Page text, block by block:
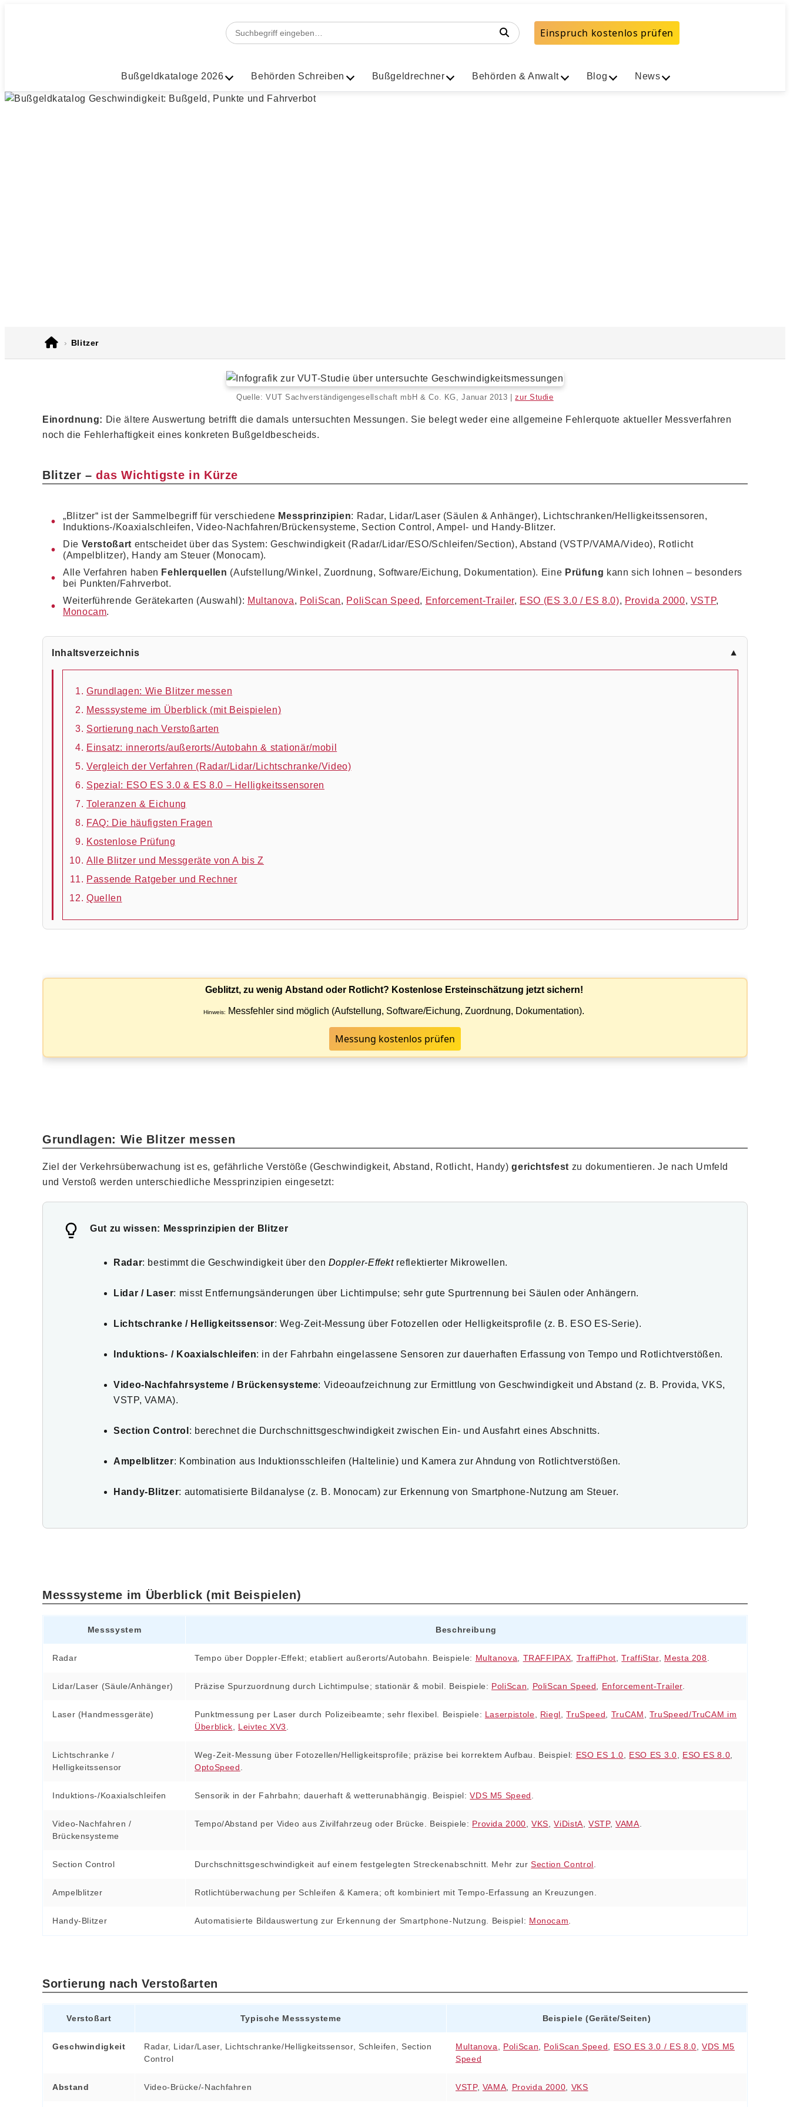
Einspruch kostenlos prüfen
Bußgeldkataloge 2026 Behörden Schreiben Bußgeldrechner Behörden & Anwalt Blog News
Blitzer
Quelle: VUT Sachverständigengesellschaft mbH & Co. KG, Januar 2013 |zur Studie
Einordnung: Die ältere Auswertung betrifft die damals untersuchten Messungen. Sie belegt weder eine allgemeine Fehlerquote aktueller Messverfahren
noch die Fehlerhaftigkeit eines konkreten Bußgeldbescheids.
Blitzer –das Wichtigste in Kürze
„Blitzer“ ist der Sammelbegriff für verschiedene Messprinzipien: Radar, Lidar/Laser (Säulen & Anhänger), Lichtschranken/Helligkeitssensoren,
Induktions-/Koaxialschleifen, Video‑Nachfahren/Brückensysteme, Section Control, Ampel‑ und Handy‑Blitzer.
Die Verstoßart entscheidet über das System: Geschwindigkeit (Radar/Lidar/ESO/Schleifen/Section), Abstand (VSTP/VAMA/Video), Rotlicht
(Ampelblitzer), Handy am Steuer (Monocam).
Alle Verfahren haben Fehlerquellen (Aufstellung/Winkel, Zuordnung, Software/Eichung, Dokumentation). Eine Prüfung kann sich lohnen – besonders
bei Punkten/Fahrverbot.
Weiterführende Gerätekarten (Auswahl): Multanova, PoliScan, PoliScan Speed, Enforcement‑Trailer, ESO (ES 3.0 / ES 8.0), Provida 2000, VSTP,
Monocam.
Inhaltsverzeichnis ▼
Grundlagen: Wie Blitzer messen
Messsysteme im Überblick (mit Beispielen)
Sortierung nach Verstoßarten
Einsatz: innerorts/außerorts/Autobahn & stationär/mobil
Vergleich der Verfahren (Radar/Lidar/Lichtschranke/Video)
Spezial: ESO ES 3.0 & ES 8.0 – Helligkeitssensoren
Toleranzen & Eichung
FAQ: Die häufigsten Fragen
Kostenlose Prüfung
Alle Blitzer und Messgeräte von A bis Z
Passende Ratgeber und Rechner
Quellen
Geblitzt, zu wenig Abstand oder Rotlicht? Kostenlose Ersteinschätzung jetzt sichern!
Hinweis: Messfehler sind möglich (Aufstellung, Software/Eichung, Zuordnung, Dokumentation).
Messung kostenlos prüfen
Grundlagen: Wie Blitzer messen
Ziel der Verkehrsüberwachung ist es, gefährliche Verstöße (Geschwindigkeit, Abstand, Rotlicht, Handy)gerichtsfest zu dokumentieren. Je nach Umfeld
und Verstoß werden unterschiedliche Messprinzipien eingesetzt:
Gut zu wissen: Messprinzipien der Blitzer
Radar: bestimmt die Geschwindigkeit über den Doppler-Effektreflektierter Mikrowellen.
Lidar / Laser: misst Entfernungsänderungen über Lichtimpulse; sehr gute Spurtrennung bei Säulen oder Anhängern.
Lichtschranke / Helligkeitssensor: Weg-Zeit-Messung über Fotozellen oder Helligkeitsprofile (z. B. ESO ES-Serie).
Induktions- / Koaxialschleifen: in der Fahrbahn eingelassene Sensoren zur dauerhaften Erfassung von Tempo und Rotlichtverstößen.
Video-Nachfahrsysteme / Brückensysteme: Videoaufzeichnung zur Ermittlung von Geschwindigkeit und Abstand (z. B. Provida, VKS,
VSTP, VAMA).
Section Control : berechnet die Durchschnittsgeschwindigkeit zwischen Ein- und Ausfahrt eines Abschnitts.
Ampelblitzer: Kombination aus Induktionsschleifen (Haltelinie) und Kamera zur Ahndung von Rotlichtverstößen.
Handy-Blitzer: automatisierte Bildanalyse (z. B. Monocam) zur Erkennung von Smartphone-Nutzung am Steuer.
Messsysteme im Überblick (mit Beispielen)
Messsystem Beschreibung
Radar Tempo über Doppler‑Effekt; etabliert außerorts/Autobahn. Beispiele: Multanova TRAFFIPAX TraffiPhot ,TraffiStar, Mesta 208
Lidar/Laser (Säule/Anhänger) Präzise Spurzuordnung durch Lichtimpulse; stationär & mobil. Beispiele: PoliScan PoliScan Speed Enforcement‑Trailer.
Laser (Handmessgeräte) Punktmessung per Laser durch Polizeibeamte; sehr flexibel. Beispiele: Laserpistole Riegl ,TruSpeed TruCAM
TruSpeed/TruCAM im
Überblick
Leivtec XV3
Lichtschranke /
Helligkeitssensor
Weg‑Zeit‑Messung über Fotozellen/Helligkeitsprofile; präzise bei korrektem Aufbau. Beispiel: ESO ES 1.0 ESO ES 3.0 ESO ES 8.0
OptoSpeed
Induktions-/Koaxialschleifen Sensorik in der Fahrbahn; dauerhaft & wetterunabhängig. Beispiel:VDS M5 Speed
Video‑Nachfahren /
Brückensysteme
Tempo/Abstand per Video aus Zivilfahrzeug oder Brücke. Beispiele: Provida 2000 ,VKS ,ViDistA ,VSTP,VAMA
Section Control Durchschnittsgeschwindigkeit auf einem festgelegten Streckenabschnitt. Mehr zurSection Control
Ampelblitzer Rotlichtüberwachung per Schleifen & Kamera; oft kombiniert mit Tempo‑Erfassung an Kreuzungen.
Handy‑Blitzer Automatisierte Bildauswertung zur Erkennung der Smartphone‑Nutzung. Beispiel: Monocam
Sortierung nach Verstoßarten
Verstoßart Typische Messsysteme Beispiele (Geräte/Seiten)
Geschwindigkeit
Radar, Lidar/Laser, Lichtschranke/Helligkeitssensor, Schleifen, Section
Control
Multanova PoliScan PoliScan Speed ESO ES 3.0 / ES 8.0 ,VDS M5
Speed
Abstand Video‑Brücke/‑Nachfahren VSTP, VAMA Provida 2000 VKS